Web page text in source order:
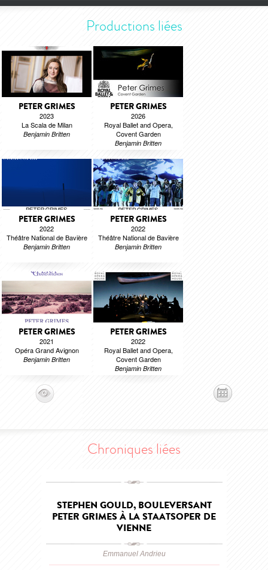
Productions liées
PETER GRIMES
2023
La Scala de Milan
Benjamin Britten
PETER GRIMES
2026
Royal Ballet and Opera,
Covent Garden
Benjamin Britten
PETER GRIMES
2022
Théâtre National de Bavière
Benjamin Britten
PETER GRIMES
2022
Théâtre National de Bavière
Benjamin Britten
PETER GRIMES
2021
Opéra Grand Avignon
Benjamin Britten
PETER GRIMES
2022
Royal Ballet and Opera,
Covent Garden
Benjamin Britten
Chroniques liées
STEPHEN GOULD, BOULEVERSANT
PETER GRIMES À LA STAATSOPER DE
VIENNE
Emmanuel Andrieu